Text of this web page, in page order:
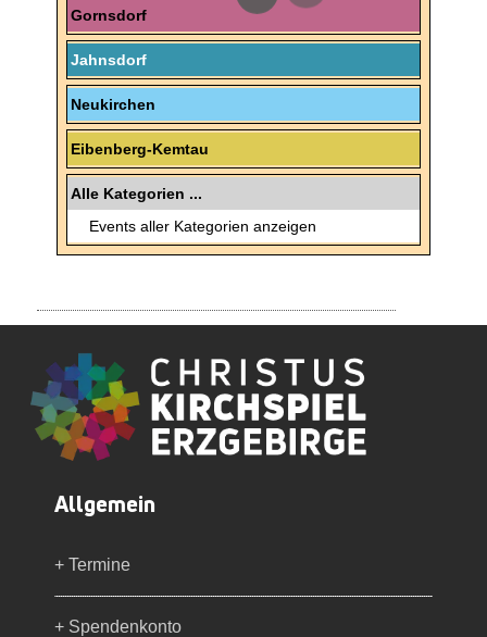
Gornsdorf
Jahnsdorf
Neukirchen
Eibenberg-Kemtau
Alle Kategorien ...
Events aller Kategorien anzeigen
Allgemein
+ Termine
+ Spendenkonto